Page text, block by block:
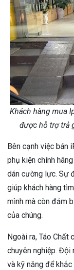
Khách hàng mua
được hỗ trợ trả
Bên cạnh việc bán
phụ kiện chính
dán cường lực. Sự
giúp khách hàng
mình mà còn đảm
của chúng.
Ngoài ra, Táo
chuyên nghiệp. Đội
và kỹ năng để